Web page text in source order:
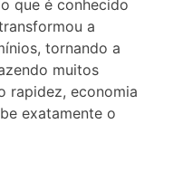
que é conhecido
a
tornando a
muitos
rapidez, economia
exatamente o